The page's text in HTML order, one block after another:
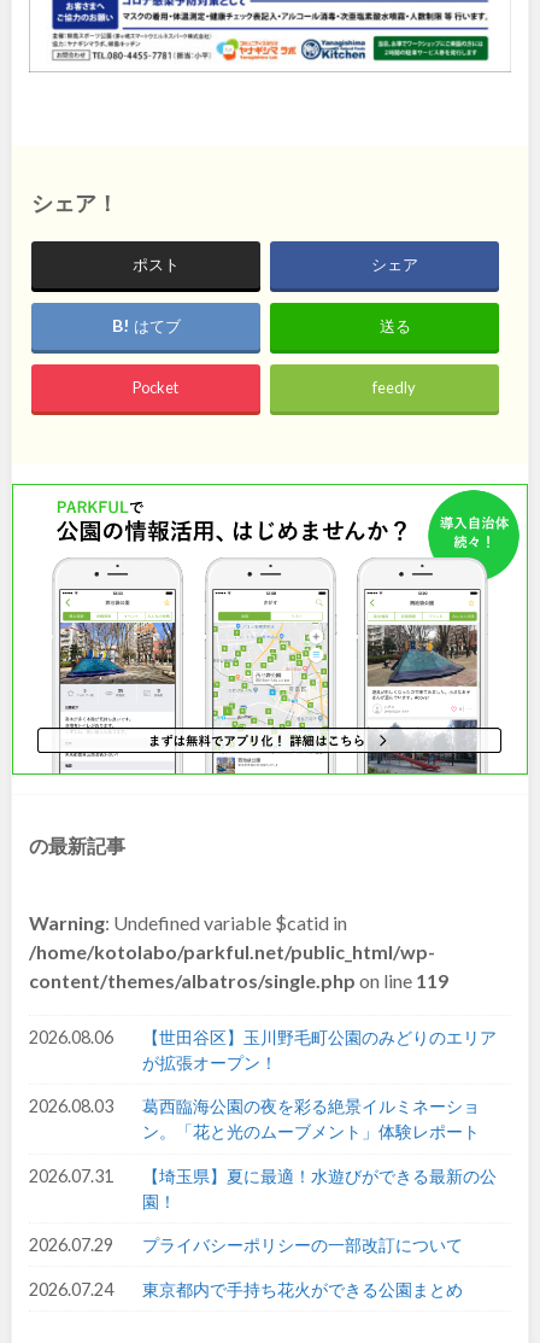
愛知
京都 大阪
兵庫 奈良
中国・四国
鳥取 島根
岡山 広島
山口 徳島
九州・沖縄
佐賀
長崎 熊本
宮崎
鹿児島 沖縄
シェア！
ポスト シェア
はてブ 送る
Pocket feedly
の最新記事
Warning: Undefined variable $catid in
/home/kotolabo/parkful.net/public_html/wp-
content/themes/albatros/single.php on line 119
2026.08.06
【世田谷区】玉川野毛町公園のみどりのエリア
が拡張オープン！
2026.08.03
葛西臨海公園の夜を彩る絶景イルミネーショ
ン。「花と光のムーブメント」体験レポート
2026.07.31
【埼玉県】夏に最適！水遊びができる最新の公
園！
2026.07.29 プライバシーポリシーの一部改訂について
2026.07.24 東京都内で手持ち花火ができる公園まとめ